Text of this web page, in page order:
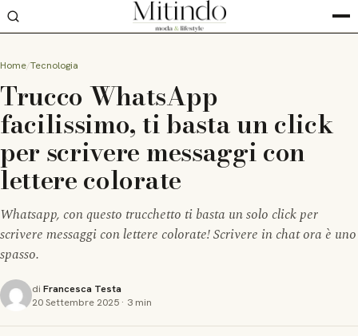
Home Tecnologia
Trucco WhatsApp
facilissimo, ti basta un click
per scrivere messaggi con
lettere colorate
Whatsapp, con questo trucchetto ti basta un solo click per
scrivere messaggi con lettere colorate! Scrivere in chat ora è uno
spasso.
di Francesca Testa
20 Settembre 2025 · 3 min